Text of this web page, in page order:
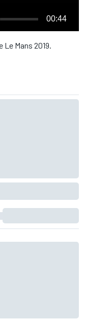
00:44
Le Mans 2019.